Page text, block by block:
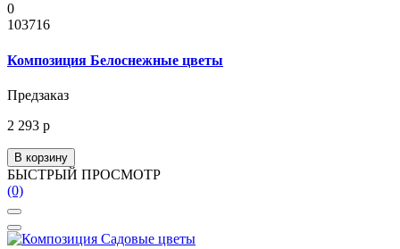
0
103716
Композиция Белоснежные цветы
Предзаказ
2 293 р
В корзину
БЫСТРЫЙ ПРОСМОТР
(0)